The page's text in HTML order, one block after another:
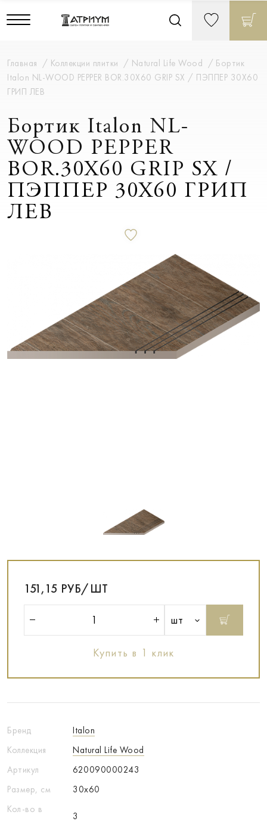
Главная Коллекции плитки Natural Life Wood
Бортик
Italon NL-WOOD PEPPER BOR.30X60 GRIP SX / ПЭППЕР 30X60
ГРИП ЛЕВ
Бортик Italon NL-
WOOD PEPPER
BOR.30X60 GRIP SX /
ПЭППЕР 30X60 ГРИП
ЛЕВ
Бренд
Italon
Коллекция
Natural Life Wood
Артикул
620090000243
Размер, см
30x60
Кол-во в
3
151,15 РУБ/ШТ
шт
Купить в 1 клик